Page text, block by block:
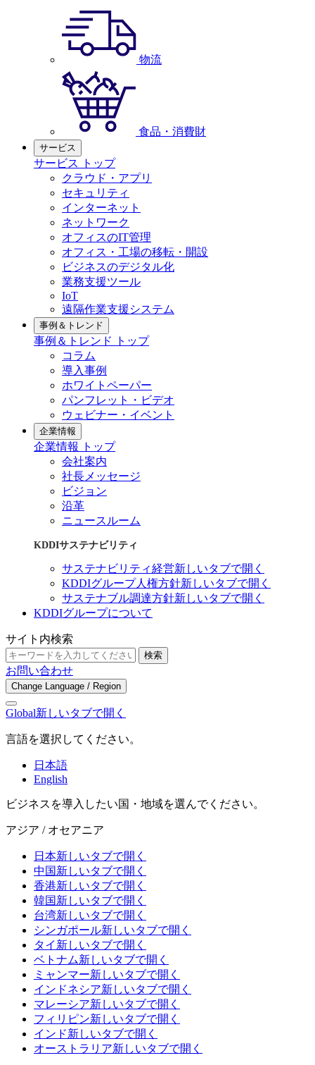
物流
食品・消費財
サービス
サービス トップ
クラウド・アプリ
セキュリティ
インターネット
ネットワーク
オフィスのIT管理
オフィス・工場の移転・開設
ビジネスのデジタル化
業務支援ツール
IoT
遠隔作業支援システム
事例＆トレンド
事例＆トレンド トップ
コラム
導入事例
ホワイトペーパー
パンフレット・ビデオ
ウェビナー・イベント
企業情報
企業情報 トップ
会社案内
社長メッセージ
ビジョン
沿革
ニュースルーム
KDDIサステナビリティ
サステナビリティ経営新しいタブで開く
KDDIグループ人権方針新しいタブで開く
サステナブル調達方針新しいタブで開く
KDDIグループについて
サイト内検索
検索
お問い合わせ
Change Language / Region
Global新しいタブで開く
言語を選択してください。
日本語
English
ビジネスを導入したい国・地域を選んでください。
アジア / オセアニア
日本新しいタブで開く
中国新しいタブで開く
香港新しいタブで開く
韓国新しいタブで開く
台湾新しいタブで開く
シンガポール新しいタブで開く
タイ 新しいタブで開く
ベトナム新しいタブで開く
ミャンマー新しいタブで開く
インドネシア新しいタブで開く
マレーシア新しいタブで開く
フィリピン新しいタブで開く
インド新しいタブで開く
オーストラリア新しいタブで開く